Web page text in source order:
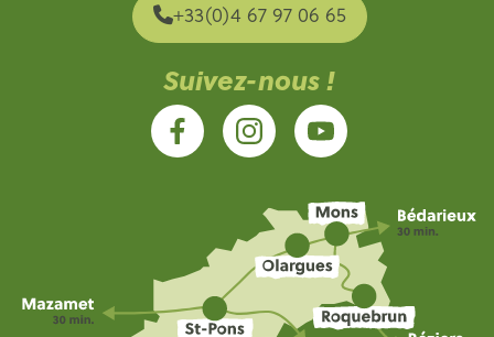
+33(0)4 67 97 06 65
Suivez-nous !